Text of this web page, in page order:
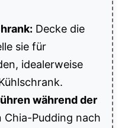
Decke die
sie für
idealerweise
während der
Chia-Pudding nach